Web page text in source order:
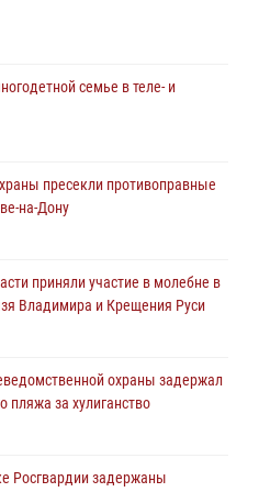
охраны задержал
пресекли противоправные
взрывотехников прошел в
семье в теле- и
пресекли противоправные
на-Дону
приняли участие в молебне в
Владимира и Крещения Руси
охраны задержал
пляжа за хулиганство
Росгвардии задержаны